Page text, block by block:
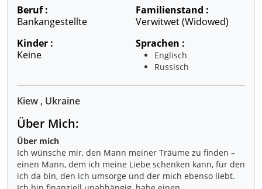
Beruf :
Bankangestellte
Familienstand :
Verwitwet (widowed)
Kinder :
Keine
Sprachen :
Englisch
Russisch
Kiew , Ukraine
Über Mich:
Über mich
Ich wünsche mir, den Mann meiner Träume zu finden –
einen Mann, dem ich meine Liebe schenken kann, für den
ich da bin, den ich umsorge und der mich ebenso liebt.